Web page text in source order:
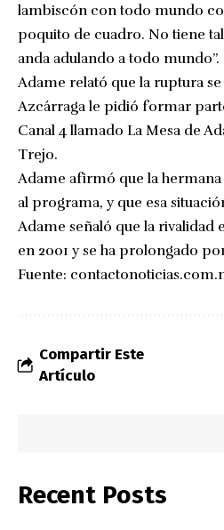
lambiscón con todo mundo
poquito de cuadro. No tiene
anda adulando a todo mundo”.
Adame relató que la ruptura
Azcárraga le pidió formar
Canal 4 llamado La Mesa de
Trejo.
Adame afirmó que la
al programa, y que esa
Adame señaló que la
en 2001 y se ha prolongado
Fuente:
Compartir Este
Artículo
Recent Posts